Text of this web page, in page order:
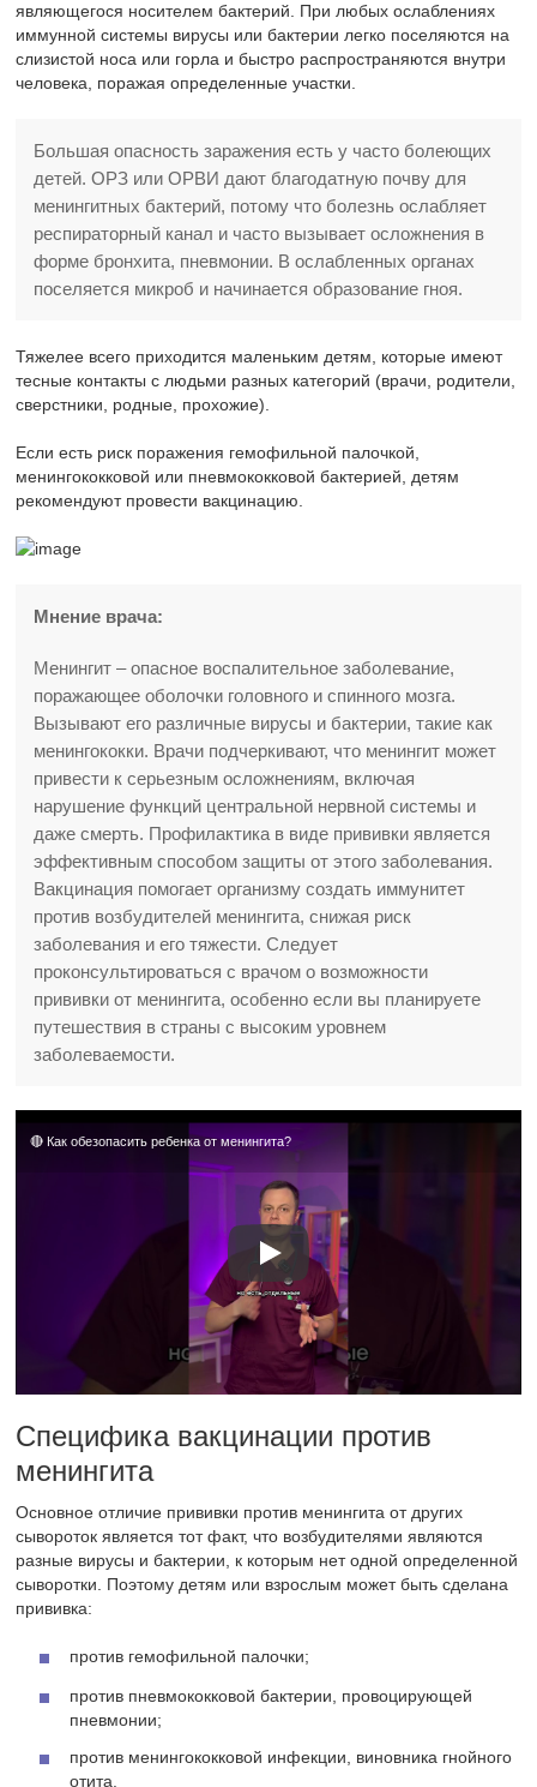
являющегося носителем бактерий. При любых ослаблениях
иммунной системы вирусы или бактерии легко поселяются на
слизистой носа или горла и быстро распространяются внутри
человека, поражая определенные участки.
Большая опасность заражения есть у часто болеющих
детей. ОРЗ или ОРВИ дают благодатную почву для
менингитных бактерий, потому что болезнь ослабляет
респираторный канал и часто вызывает осложнения в
форме бронхита, пневмонии. В ослабленных органах
поселяется микроб и начинается образование гноя.
Тяжелее всего приходится маленьким детям, которые имеют
тесные контакты с людьми разных категорий (врачи, родители,
сверстники, родные, прохожие).
Если есть риск поражения гемофильной палочкой,
менингококковой или пневмококковой бактерией, детям
рекомендуют провести вакцинацию.
Мнение врача:
Менингит – опасное воспалительное заболевание,
поражающее оболочки головного и спинного мозга.
Вызывают его различные вирусы и бактерии, такие как
менингококки. Врачи подчеркивают, что менингит может
привести к серьезным осложнениям, включая
нарушение функций центральной нервной системы и
даже смерть. Профилактика в виде прививки является
эффективным способом защиты от этого заболевания.
Вакцинация помогает организму создать иммунитет
против возбудителей менингита, снижая риск
заболевания и его тяжести. Следует
проконсультироваться с врачом о возможности
прививки от менингита, особенно если вы планируете
путешествия в страны с высоким уровнем
заболеваемости.
🔴 Как обезопасить ребенка от менингита?
Специфика вакцинации против
менингита
Основное отличие прививки против менингита от других
сывороток является тот факт, что возбудителями являются
разные вирусы и бактерии, к которым нет одной определенной
сыворотки. Поэтому детям или взрослым может быть сделана
прививка:
против гемофильной палочки;
против пневмококковой бактерии, провоцирующей
пневмонии;
против менингококковой инфекции, виновника гнойного
отита.